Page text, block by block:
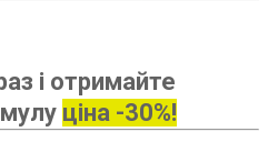
і отримайте
ціна -30%!